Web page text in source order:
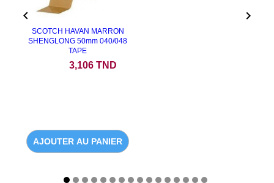
SCOTCH HAVAN MARRON
SHENGLONG 50mm 040/048
TAPE
3,106 TND
AJOUTER AU PANIER
 